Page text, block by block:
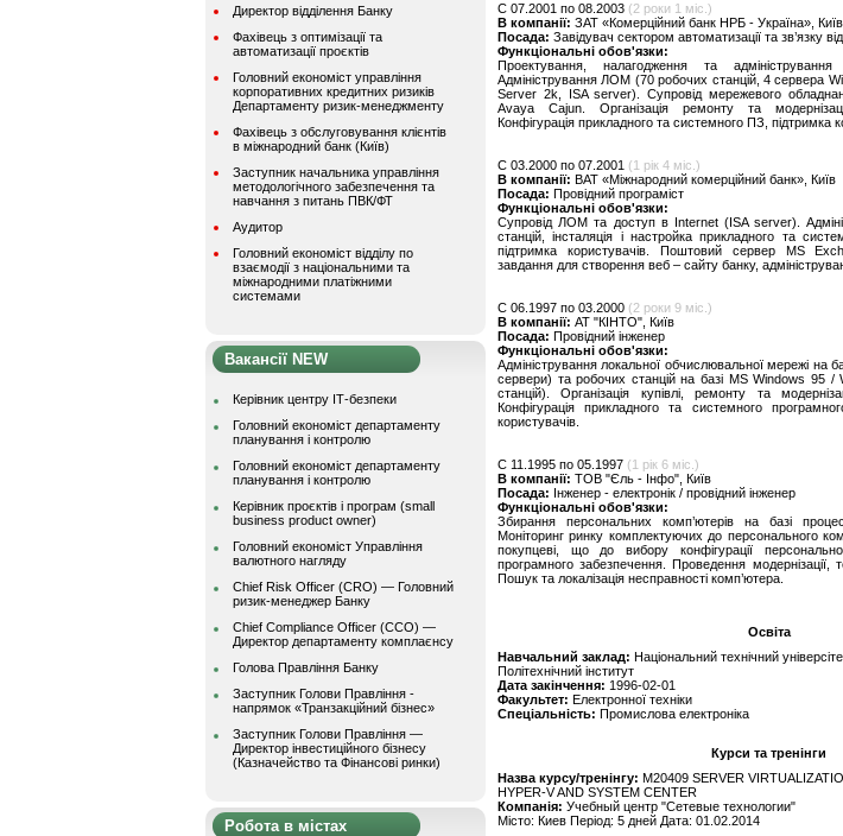
Директор відділення Банку
Фахівець з оптимізації та
автоматизації проєктів
Головний економіст управління
корпоративних кредитних ризиків
Департаменту ризик-менеджменту
Фахівець з обслуговування клієнтів
в міжнародний банк (Київ)
Заступник начальника управління
методологічного забезпечення та
навчання з питань ПВК/ФТ
Аудитор
Головний економіст відділу по
взаємодії з національними та
міжнародними платіжними
системами
Вакансії NEW
Керівник центру ІТ-безпеки
Головний економіст департаменту
планування і контролю
Головний економіст департаменту
планування і контролю
Керівник проєктів і програм (small
business product owner)
Головний економіст Управління
валютного нагляду
Chief Risk Officer (CRO) — Головний
ризик-менеджер Банку
Chief Compliance Officer (CCO) —
Директор департаменту комплаєнсу
Голова Правління Банку
Заступник Голови Правління -
напрямок «Транзакційний бізнес»
Заступник Голови Правління —
Директор інвестиційного бізнесу
(Казначейство та Фінансові ринки)
Робота в містах
C 07.2001 по 08.2003 (2 роки 1 міс.)
В компанії: ЗАТ «Комерційний банк НРБ - Україна», Київ
Посада: Завідувач сектором автоматизації та зв’язку
Функціональні обов'язки:
Проектування, налагодження та
Адміністрування ЛОМ (70 робочих станцій, 4 сервера
Server 2k, ISA server). Супровід мережевого
Avaya Cajun. Організація ремонту та
Конфігурація прикладного та системного ПЗ, підтримка
C 03.2000 по 07.2001 (1 рік 4 міс.)
В компанії: ВАТ «Міжнародний комерційний банк», Київ
Посада: Провідний програміст
Функціональні обов'язки:
Супровід ЛОМ та доступ в Internet (ISA server).
станцій, інсталяція і настройка прикладного та
підтримка користувачів. Поштовий сервер MS
завдання для створення веб – сайту банку,
C 06.1997 по 03.2000 (2 роки 9 міс.)
В компанії: АТ "КІНТО", Київ
Посада: Провідний інженер
Функціональні обов'язки:
Адміністрування локальної обчислювальної мережі на
сервери) та робочих станцій на базі MS Windows 95 /
станцій). Організація купівлі, ремонту та
Конфігурація прикладного та системного
користувачів.
C 11.1995 по 05.1997 (1 рік 6 міс.)
В компанії: ТОВ "Єль - Інфо", Київ
Посада: Інженер - електронік / провідний інженер
Функціональні обов'язки:
Збирання персональних комп’ютерів на базі
Моніторинг ринку комплектуючих до персонального
покупцеві, що до вибору конфігурації
програмного забезпечення. Проведення модернізації,
Пошук та локалізація несправності комп’ютера.
Освіта
Навчальний заклад: Національний технічний
Політехнічний інститут
Дата закінчення: 1996-02-01
Факультет: Електронної техніки
Спеціальність: Промислова електроніка
Курси та тренінги
Назва курсу/тренінгу: M20409 SERVER
HYPER-V AND SYSTEM CENTER
Компанія: Учебный центр "Сетевые технологии"
Місто: Киев Період: 5 дней Дата: 01.02.2014